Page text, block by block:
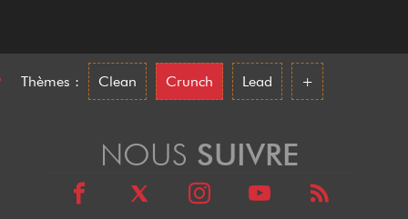
Thèmes : Clean Crunch Lead +
NOUS SUIVRE